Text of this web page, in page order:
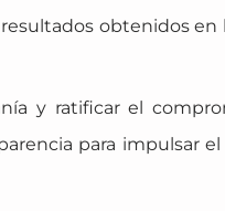
obtenidos
y ratificar el
para impulsar